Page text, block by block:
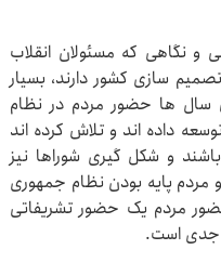
و نگاهی که مسئولان انقلاب
سازی کشور دارند، بسیار
سال ها حضور مردم در نظام
داده اند و تلاش کرده اند
و شکل گیری شوراها نیز
مردم پایه بودن نظام جمهوری
مردم یک حضور تشریفاتی
جدی است.